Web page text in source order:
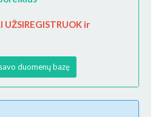
ir
duomenų bazę